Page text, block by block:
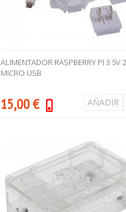
ALIMENTADOR RASPBERRY PI 3 5V
MICRO USB
15,00€